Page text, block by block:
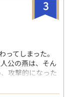
ていく。
意 ※攻めが複
とがある。な
よ！ 酷い目に
てください。 ※
トーリー共にほ
足です。
3
てしまった。
公の燕は、そん
攻撃的になった
手足を失った恋
現を含みます。